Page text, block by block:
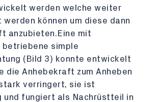
werden welche weiter
können um diese dann
anzubieten.Eine mit
betriebene simple
(Bild 3) konnte entwickelt
die Anhebekraft zum Anheben
verringert, sie ist
und fungiert als Nachrüstteil in